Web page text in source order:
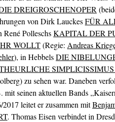
DREIGROSCHENOPER
von Dirk LauckesFÜR
PolleschsKAPITAL DER
WOLLT(Regie: Andreas
), in HebbelsDIE
zu sehen war. Daneben
mit seinen aktuellen Bands
leitet er zusammen mit
. Thomas Eisen verbindet in